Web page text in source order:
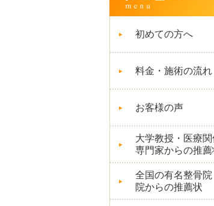
初めての方へ
料金・施術の流れ
お客様の声
大学教授・医療関
専門家からの推薦
全国の有名整骨
院からの推薦状